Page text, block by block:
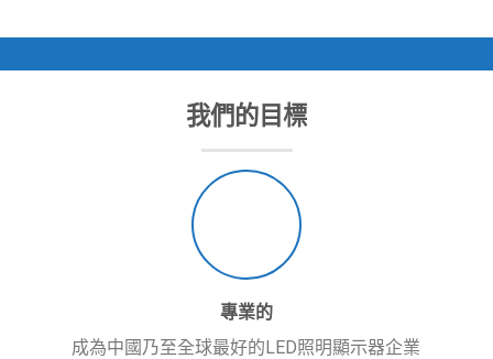
我們的目標
專業的
成為中國乃至全球最好的LED照明顯示器企業